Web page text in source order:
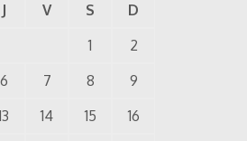
J V S
D
1
2
6 7 8
9
14 15
16